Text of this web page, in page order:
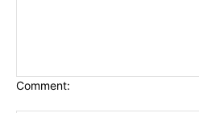
Comment: